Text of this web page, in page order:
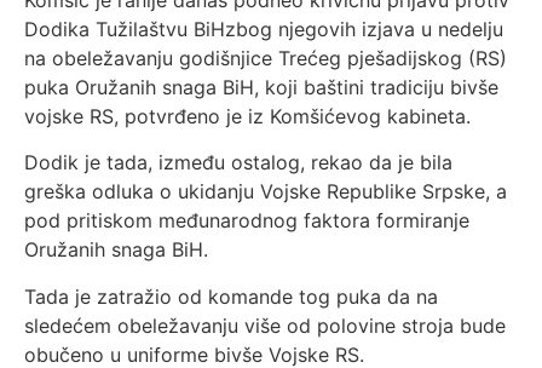
Dodika Tužilaštvu BiHzbog njegovih izjava u nedelju
na obeležavanju godišnjice Trećeg pješadijskog (RS)
puka Oružanih snaga BiH, koji baštini tradiciju bivše
vojske RS, potvrđeno je iz Komšićevog kabineta.
Dodik je tada, između ostalog, rekao da je bila
greška odluka o ukidanju Vojske Republike Srpske, a
pod pritiskom međunarodnog faktora formiranje
Oružanih snaga BiH.
Tada je zatražio od komande tog puka da na
sledećem obeležavanju više od polovine stroja bude
obučeno u uniforme bivše Vojske RS.